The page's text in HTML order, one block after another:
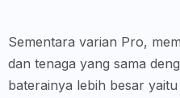
Sementara varian Pro,
dan tenaga yang sama
baterainya lebih besar